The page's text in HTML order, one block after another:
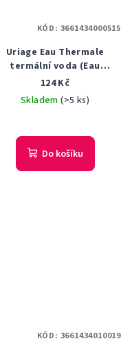
Uriage Eau Thermale
termální voda (Eau
Thermale) 150 ml
124 Kč
Skladem(>5 ks)
Do košíku
KÓD: 3661434000515
KÓD: 3661434010019